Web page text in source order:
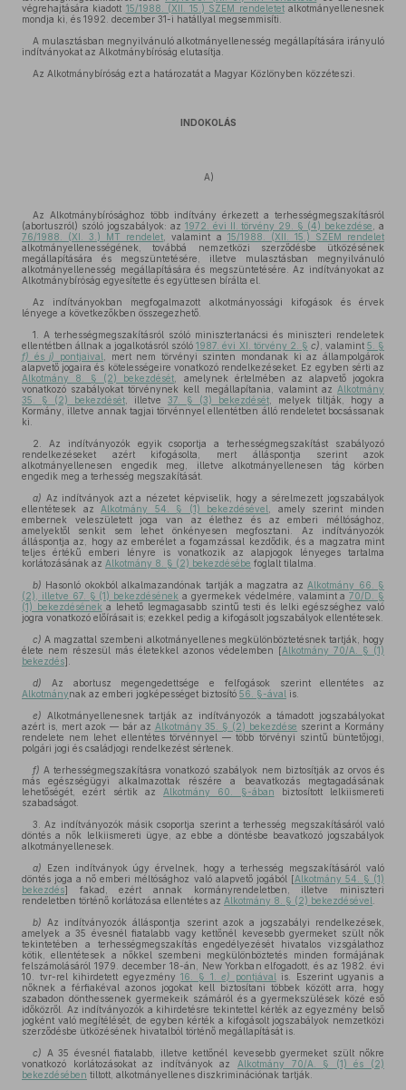
végrehajtására kiadott 15/1988. (XII. 15.) SZEM rendeletetalkotmányellenesnek
mondja ki, és 1992. december 31-i hatállyal megsemmisíti.
A mulasztásban megnyilvánuló alkotmányellenesség megállapítására irányuló
indítványokat az Alkotmánybíróság elutasítja.
Az Alkotmánybíróság ezt a határozatát a Magyar Közlönyben közzéteszi.
INDOKOLÁS
A)
Az Alkotmánybírósághoz több indítvány érkezett a terhességmegszakításról
(abortuszról) szóló jogszabályok: az 1972. évi II. törvény 29. § (4) bekezdése , a
76/1988. (XI. 3.) MT rendelet , valamint a 15/1988. (XII. 15.) SZEM rendelet
alkotmányellenességének, továbbá nemzetközi szerződésbe ütközésének
megállapítására és megszüntetésére, illetve mulasztásban megnyilvánuló
alkotmányellenesség megállapítására és megszüntetésére. Az indítványokat az
Alkotmánybíróság egyesítette és együttesen bírálta el.
Az indítványokban megfogalmazott alkotmányossági kifogások és érvek
lényege a következőkben összegezhető.
1. A terhességmegszakításról szóló minisztertanácsi és miniszteri rendeletek
ellentétben állnak a jogalkotásról szóló1987. évi XI. törvény 2. § c) , valamint 5. §
f) ésj) pontjaival , mert nem törvényi szinten mondanak ki az állampolgárok
alapvető jogaira és kötelességeire vonatkozó rendelkezéseket. Ez egyben sérti az
Alkotmány 8. § (2) bekezdését , amelynek értelmében az alapvető jogokra
vonatkozó szabályokat törvénynek kell megállapítania, valamint az Alkotmány
35. § (2) bekezdését , illetve 37. § (3) bekezdését , melyek tiltják, hogy a
Kormány, illetve annak tagjai törvénnyel ellentétben álló rendeletet bocsássanak
ki.
2. Az indítványozók egyik csoportja a terhességmegszakítást szabályozó
rendelkezéseket azért kifogásolta, mert álláspontja szerint azok
alkotmányellenesen engedik meg, illetve alkotmányellenesen tág körben
engedik meg a terhesség megszakítását.
a) Az indítványok azt a nézetet képviselik, hogy a sérelmezett jogszabályok
ellentétesek az Alkotmány 54. § (1) bekezdésével
, amely szerint minden
embernek veleszületett joga van az élethez és az emberi méltósághoz,
amelyektől senkit sem lehet önkényesen megfosztani. Az indítványozók
álláspontja az, hogy az emberélet a fogamzással kezdődik, és a magzatra mint
teljes értékű emberi lényre is vonatkozik az alapjogok lényeges tartalma
korlátozásának az Alkotmány 8. § (2) bekezdésébe foglalt tilalma.
b) Hasonló okokból alkalmazandónak tartják a magzatra az Alkotmány 66. §
(2), illetve 67. § (1) bekezdésének a gyermekek védelmére, valamint a70/D. §
(1) bekezdésének a lehető legmagasabb szintű testi és lelki egészséghez való
jogra vonatkozó előírásait is; ezekkel pedig a kifogásolt jogszabályok ellentétesek.
c) A magzattal szembeni alkotmányellenes megkülönböztetésnek tartják, hogy
élete nem részesül más életekkel azonos védelemben [Alkotmány 70/A. § (1)
bekezdés].
d) Az abortusz megengedettsége e felfogások szerint ellentétes az
Alkotmánynak az emberi jogképességet biztosító 56. §-ával is.
e) Alkotmányellenesnek tartják az indítványozók a támadott jogszabályokat
azért is, mert azok — bár az Alkotmány 35. § (2) bekezdése szerint a Kormány
rendelete nem lehet ellentétes törvénnyel — több törvényi szintű büntetőjogi,
polgári jogi és családjogi rendelkezést sértenek.
f) A terhességmegszakításra vonatkozó szabályok nem biztosítják az orvos és
más egészségügyi alkalmazottak részére a beavatkozás megtagadásának
lehetőségét, ezért sértik az Alkotmány 60. §-ában biztosított lelkiismereti
szabadságot.
3. Az indítványozók másik csoportja szerint a terhesség megszakításáról való
döntés a nők lelkiismereti ügye, az ebbe a döntésbe beavatkozó jogszabályok
alkotmányellenesek.
a) Ezen indítványok úgy érvelnek, hogy a terhesség megszakításáról való
döntés joga a nő emberi méltósághoz való alapvető jogából [Alkotmány 54. § (1)
bekezdés] fakad, ezért annak kormányrendeletben, illetve miniszteri
rendeletben történő korlátozása ellentétes az Alkotmány 8. § (2) bekezdésével
b) Az indítványozók álláspontja szerint azok a jogszabályi rendelkezések,
amelyek a 35 évesnél fiatalabb vagy kettőnél kevesebb gyermeket szült nők
tekintetében a terhességmegszakítás engedélyezését hivatalos vizsgálathoz
kötik, ellentétesek a nőkkel szembeni megkülönböztetés minden formájának
felszámolásáról 1979. december 18-án, New Yorkban elfogadott, és az 1982. évi
10. tvr-rel kihirdetett egyezmény16. § 1.e) pontjával is. Eszerint ugyanis a
nőknek a férfiakéval azonos jogokat kell biztosítani többek között arra, hogy
szabadon dönthessenek gyermekeik számáról és a gyermekszülések közé eső
időközről. Az indítványozók a kihirdetésre tekintettel kérték az egyezmény belső
jogként való megítélését, de egyben kérték a kifogásolt jogszabályok nemzetközi
szerződésbe ütközésének hivatalból történő megállapítását is.
c) A 35 évesnél fiatalabb, illetve kettőnél kevesebb gyermeket szült nőkre
vonatkozó korlátozásokat az indítványok az Alkotmány 70/A. § (1) és (2)
bekezdésében tiltott, alkotmányellenes diszkriminációnak tartják.